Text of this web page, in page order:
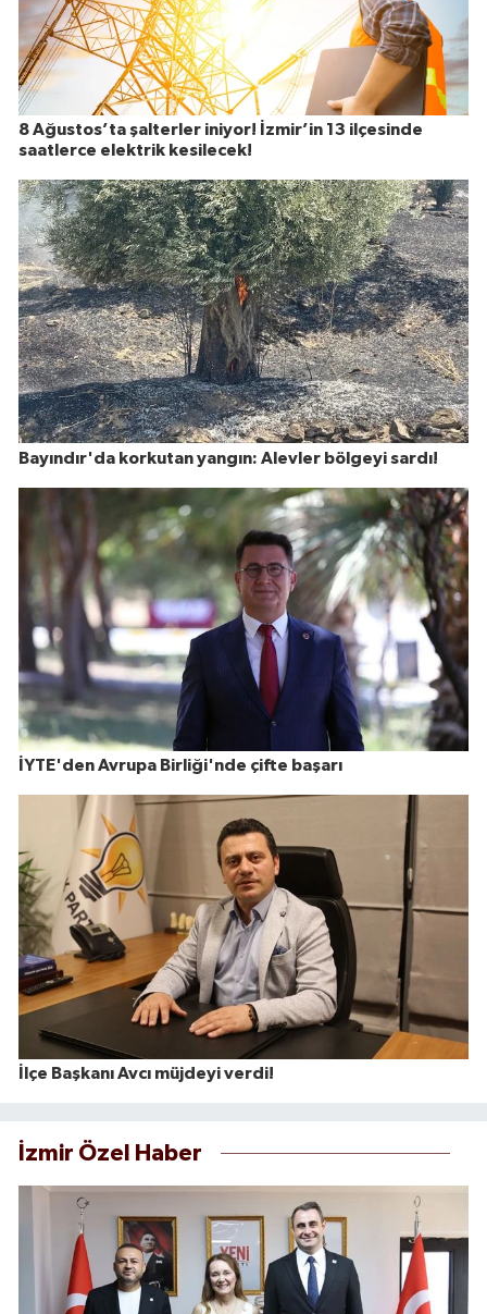
8 Ağustos’ta şalterler iniyor! İzmir’in 13 ilçesinde
saatlerce elektrik kesilecek!
Bayındır'da korkutan yangın: Alevler bölgeyi sardı!
İYTE'den Avrupa Birliği'nde çifte başarı
İlçe Başkanı Avcı müjdeyi verdi!
İzmir Özel Haber